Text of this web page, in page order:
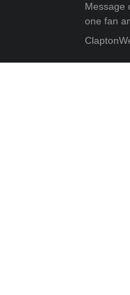
Message
one fan